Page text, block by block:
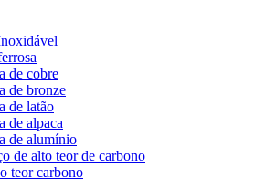
de cobre
de bronze
de latão
de alpaca
de alumínio
de alto teor de carbono
teor carbono